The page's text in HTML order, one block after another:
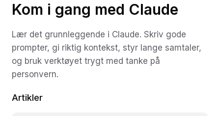
Kom i gang med Claude
Lær det grunnleggende i Claude. Skriv gode
prompter, gi riktig kontekst, styr lange samtaler,
og bruk verktøyet trygt med tanke på
personvern.
Artikler